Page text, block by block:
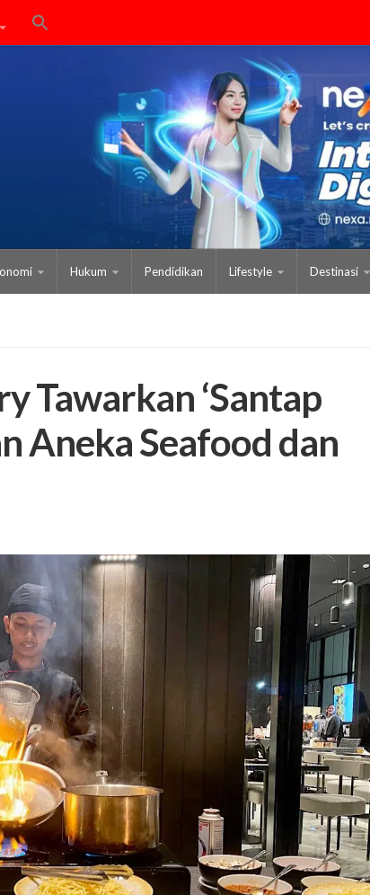
Hukum Pendidikan Lifestyle Destinasi
Tawarkan ‘Santap
Aneka Seafood dan